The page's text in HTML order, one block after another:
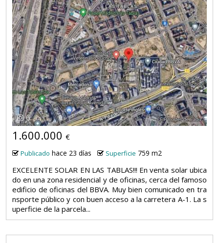
6
1.600.000 €
Publicado hace 23 días Superficie 759 m2
EXCELENTE SOLAR EN LAS TABLAS!!! En venta solar ubica
do en una zona residencial y de oficinas, cerca del famoso
edificio de oficinas del BBVA. Muy bien comunicado en tra
nsporte público y con buen acceso a la carretera A-1. La s
uperficie de la parcela...